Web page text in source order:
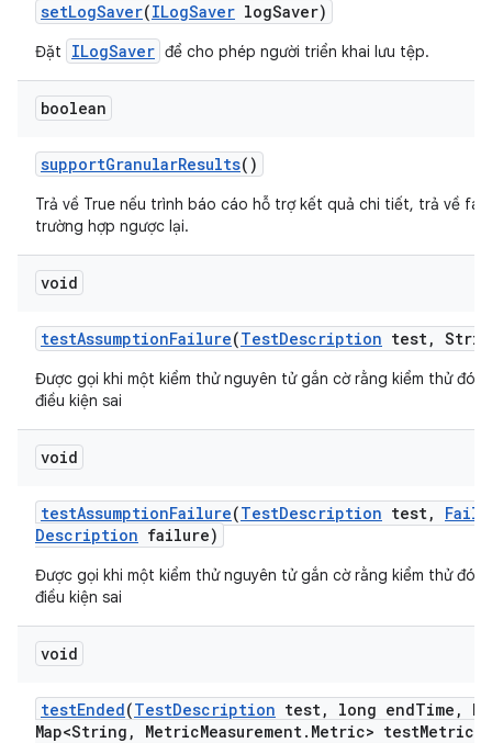
setLogSaver(ILogSaver logSaver)
Đặt ILogSaver để cho phép người triển khai lưu tệp.
boolean
supportGranularResults()
Trả về True nếu trình báo cáo hỗ trợ kết quả chi tiết, trả về
trường hợp ngược lại.
void
testAssumptionFailure(TestDescription test,
Được gọi khi một kiểm thử nguyên tử gắn cờ rằng kiểm thử đó
điều kiện sai
void
testAssumptionFailure(TestDescription test,
Description failure)
Được gọi khi một kiểm thử nguyên tử gắn cờ rằng kiểm thử đó
điều kiện sai
void
testEnded(TestDescription test, long endTime ,
Map<String , MetricMeasurement. Metric> testMetrics)